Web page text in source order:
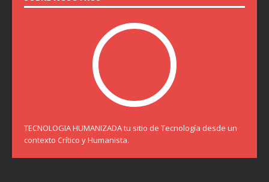
TECNOLOGIA HUMANIZADA tu sitio de Tecnología desde un
contexto Crítico y Humanista.